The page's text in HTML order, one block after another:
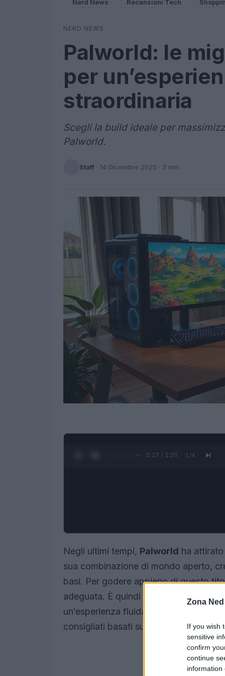
Zona Ned
If you wish
sensitive
confirm
continue
information
Nerd News Recensioni Tech
NERD NEWS
Palworld: le
per
straordinaria
Scegli la build ideale per
Palworld.
Staff · 14 Dicembre 2025 · 3 min
0:28 / 1:20 1 /4
Negli ultimi tempi, Palworld ha
sua combinazione di mondo aperto,
basi. Per godere appieno di questo
adeguata. È quindi necessario
un’esperienza fluida e senza intoppi.
consigliati basati su budget e obiettivi